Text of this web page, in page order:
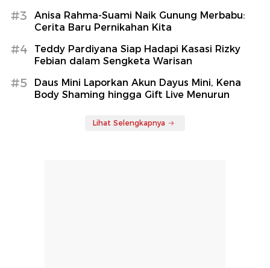
#3
Anisa Rahma-Suami Naik Gunung Merbabu:
Cerita Baru Pernikahan Kita
#4
Teddy Pardiyana Siap Hadapi Kasasi Rizky
Febian dalam Sengketa Warisan
#5
Daus Mini Laporkan Akun Dayus Mini, Kena
Body Shaming hingga Gift Live Menurun
Lihat Selengkapnya